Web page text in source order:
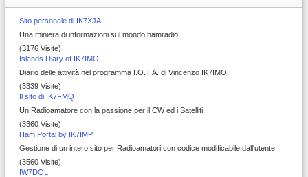
Sito personale di IK7XJA
Una miniera di informazioni sul mondo hamradio
(3176 Visite)
Islands Diary of IK7IMO
Diario delle attività nel programma I.O.T.A. di Vincenzo IK7IMO.
(3339 Visite)
Il sito di IK7FMQ
Un Radioamatore con la passione per il CW ed i Satelliti
(3360 Visite)
Ham Portal by IK7IMP
Gestione di un intero sito per Radioamatori con codice modificabile dall'utente.
(3560 Visite)
IW7DOL